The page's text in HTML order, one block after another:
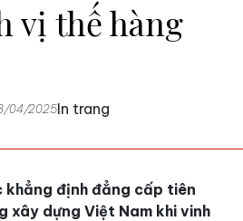
vị thế hàng
04/2025In trang
định đẳng cấp tiên
xây dựng Việt Nam khi vinh